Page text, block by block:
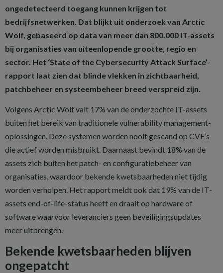
ongedetecteerd toegang kunnen krijgen tot
bedrijfsnetwerken. Dat blijkt uit onderzoek van Arctic
Wolf, gebaseerd op data van meer dan 800.000 IT-assets
bij organisaties van uiteenlopende grootte, regio en
sector. Het ‘State of the Cybersecurity Attack Surface’-
rapport laat zien dat blinde vlekken in zichtbaarheid,
patchbeheer en systeembeheer breed verspreid zijn.
Volgens Arctic Wolf valt 17% van de onderzochte IT-assets
buiten het bereik van traditionele vulnerability management-
oplossingen. Deze systemen worden nooit gescand op CVE’s
die actief worden misbruikt. Daarnaast bevindt 18% van de
assets zich buiten het patch- en configuratiebeheer van
organisaties, waardoor bekende kwetsbaarheden niet tijdig
worden verholpen. Het rapport meldt ook dat 19% van de IT-
assets end-of-life-status heeft en draait op hardware of
software waarvoor leveranciers geen beveiligingsupdates
meer uitbrengen.
Bekende kwetsbaarheden blijven
ongepatcht